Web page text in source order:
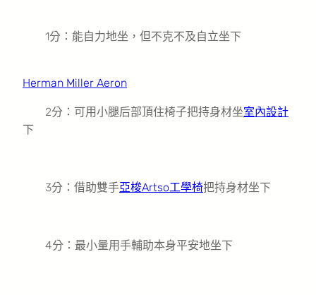
1分：能自力地坐，但不克不及自立坐下
Herman Miller Aeron
2分：可用小腿后部頂住椅子把持身材坐室內設計
下
3分：借助雙手亞梭Artso工學椅把持身材坐下
4分：最小量用手輔助本身平安地坐下